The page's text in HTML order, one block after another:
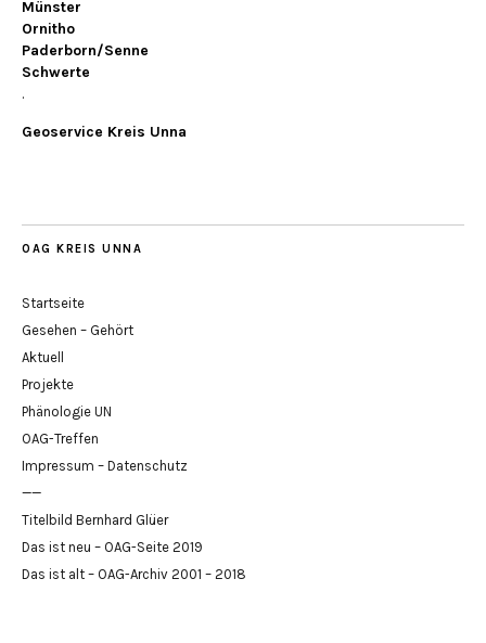
Münster
Ornitho
Paderborn/Senne
Schwerte
.
Geoservice Kreis Unna
OAG KREIS UNNA
Startseite
Gesehen – Gehört
Aktuell
Projekte
Phänologie UN
OAG-Treffen
Impressum – Datenschutz
——
Titelbild Bernhard Glüer
Das ist neu – OAG-Seite 2019
Das ist alt – OAG-Archiv 2001 – 2018